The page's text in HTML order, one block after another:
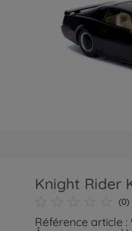
Knight Rider
(0)
Référence article :